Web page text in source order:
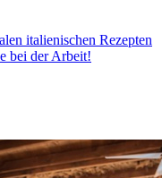
italienischen Rezepten
bei der Arbeit!